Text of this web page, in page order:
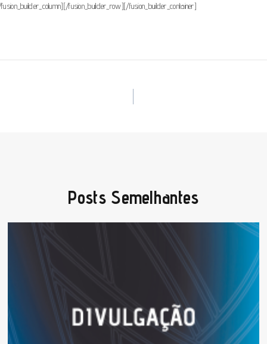
fusion_builder_row][/fusion_builder_container]
Posts Semelhantes